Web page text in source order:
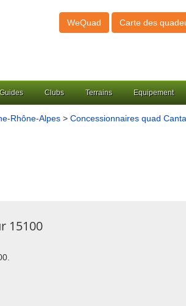
WeQuad Carte des
Guides Clubs Terrains Equipement
Rhône-Alpes > Concessionnaires quad
15100